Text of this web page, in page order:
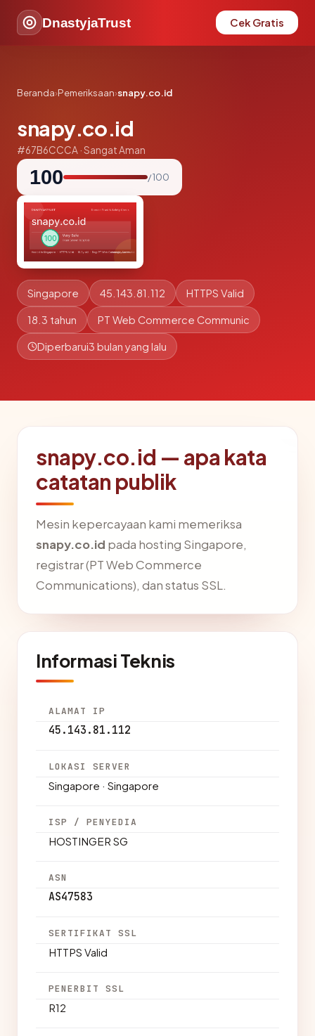
DnastyjaTrust Cek Gratis
Beranda›Pemeriksaan›snapy.co.id
snapy.co.id
#67B6CCCA · Sangat Aman
100 / 100
Singapore 45.143.81.112 HTTPS Valid
18.3 tahun PT Web Commerce Communic
Diperbarui3 bulan yang lalu
snapy.co.id — apa kata
catatan publik
Mesin kepercayaan kami memeriksa
snapy.co.id pada hosting Singapore,
registrar (PT Web Commerce
Communications), dan status SSL.
Informasi Teknis
ALAMAT IP
45.143.81.112
LOKASI SERVER
Singapore · Singapore
ISP / PENYEDIA
HOSTINGER SG
ASN
AS47583
SERTIFIKAT SSL
HTTPS Valid
PENERBIT SSL
R12